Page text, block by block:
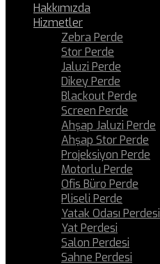
Hakkımızda
Hizmetler
Zebra Perde
Stor Perde
Jaluzi Perde
Dikey Perde
Blackout Perde
Screen Perde
Ahşap Jaluzi Perde
Ahşap Stor Perde
Projeksiyon Perde
Motorlu Perde
Ofis Büro Perde
Pliseli Perde
Yatak Odası Perdesi
Yat Perdesi
Salon Perdesi
Sahne Perdesi